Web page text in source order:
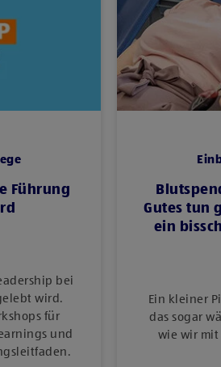
Führung
bei
wird.
für
und
Gutes tun
ein
Ein kleiner
das sogar
wie wir mit